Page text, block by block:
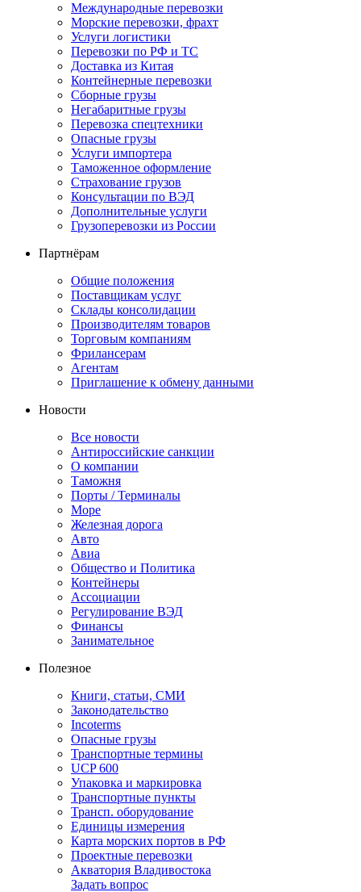
Международные перевозки
Морские перевозки, фрахт
Услуги логистики
Перевозки по РФ и ТС
Доставка из Китая
Контейнерные перевозки
Сборные грузы
Негабаритные грузы
Перевозка спецтехники
Опасные грузы
Услуги импортера
Таможенное оформление
Страхование грузов
Консультации по ВЭД
Дополнительные услуги
Грузоперевозки из России
Партнёрам
Общие положения
Поставщикам услуг
Склады консолидации
Производителям товаров
Торговым компаниям
Фрилансерам
Агентам
Приглашение к обмену данными
Новости
Все новости
Антироссийские санкции
О компании
Таможня
Порты / Терминалы
Море
Железная дорога
Авто
Авиа
Общество и Политика
Контейнеры
Ассоциации
Регулирование ВЭД
Финансы
Занимательное
Полезное
Книги, статьи, СМИ
Законодательство
Incoterms
Опасные грузы
Транспортные термины
UCP 600
Упаковка и маркировка
Транспортные пункты
Трансп. оборудование
Единицы измерения
Карта морских портов в РФ
Проектные перевозки
Акватория Владивостока
Задать вопрос